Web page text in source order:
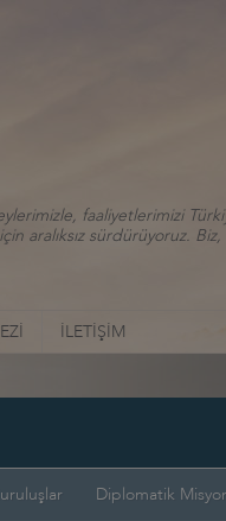
faaliyetlerimizi
aralıksız sürdürüyoruz.
İLETİŞİM
Diplomatik